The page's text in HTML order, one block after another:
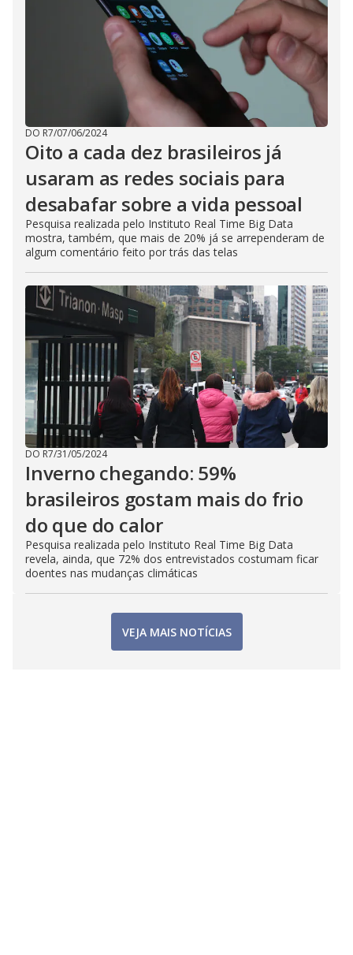
DO R7/07/06/2024
Oito a cada dez brasileiros já
usaram as redes sociais para
desabafar sobre a vida pessoal
Pesquisa realizada pelo Instituto Real Time Big Data
mostra, também, que mais de 20% já se arrependeram de
algum comentário feito por trás das telas
DO R7/31/05/2024
Inverno chegando: 59%
brasileiros gostam mais do frio
do que do calor
Pesquisa realizada pelo Instituto Real Time Big Data
revela, ainda, que 72% dos entrevistados costumam ficar
doentes nas mudanças climáticas
VEJA MAIS NOTÍCIAS